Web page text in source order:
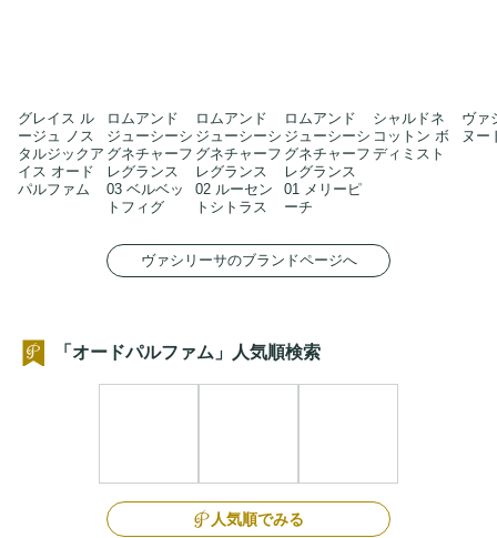
グレイス ル
ージュ ノス
タルジックア
イス オード
パルファム
ロムアンド
ジューシーシ
グネチャーフ
レグランス
03 ベルベッ
トフィグ
ロムアンド
ジューシーシ
グネチャーフ
レグランス
02 ルーセン
トシトラス
ロムアンド
ジューシーシ
グネチャーフ
レグランス
01 メリーピ
ーチ
シャルドネ
コットン ボ
ディミスト
ヴァ
ヌー
ヴァシリーサのブランドページへ
「オードパルファム」人気順検索
人気順でみる